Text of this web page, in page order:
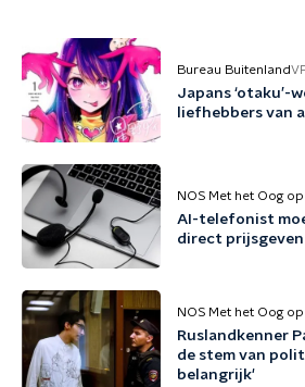
Bureau Buitenland
Japans ‘otaku’-
liefhebbers van
NOS Met het Oog
AI-telefonist
direct prijsgeven
NOS Met het Oog
Ruslandkenner
de stem van
belangrijk'